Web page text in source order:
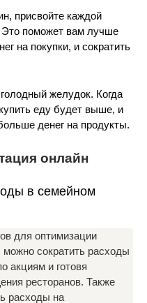
присвойте каждой
Это поможет вам лучше
на покупки, и сократить
желудок. Когда
еду будет выше, и
денег на продукты.
онлайн
в семейном
для оптимизации
сократить расходы
акциям и готовя
ресторанов. Также
расходы на